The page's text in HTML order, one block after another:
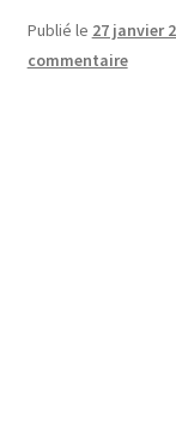
Publié le 27 janvier
commentaire